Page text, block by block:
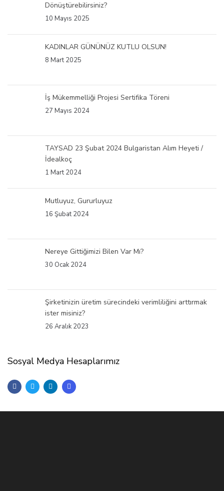
Dönüştürebilirsiniz?
10 Mayıs 2025
KADINLAR GÜNÜNÜZ KUTLU OLSUN!
8 Mart 2025
İş Mükemmelliği Projesi Sertifika Töreni
27 Mayıs 2024
TAYSAD 23 Şubat 2024 Bulgaristan Alım Heyeti /
İdealkoç
1 Mart 2024
Mutluyuz, Gururluyuz
16 Şubat 2024
Nereye Gittiğimizi Bilen Var Mı?
30 Ocak 2024
Şirketinizin üretim sürecindeki verimliliğini arttırmak
ister misiniz?
26 Aralık 2023
Sosyal Medya Hesaplarımız